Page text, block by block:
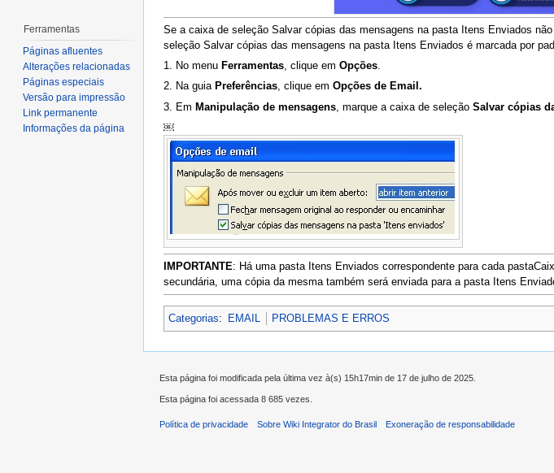
Se a caixa de seleção Salvar cópias das mensagens na pasta Itens Enviados
seleção Salvar cópias das mensagens na pasta Itens Enviados é marcada por
1. No menu Ferramentas, clique em Opções.
2. Na guia Preferências, clique em Opções de Email.
3. Em Manipulação de mensagens , marque a caixa de seleção Salvar cópias
￼
IMPORTANTE: Há uma pasta Itens Enviados correspondente para cada
secundária, uma cópia da mesma também será enviada para a pasta Itens
Categorias: EMAIL PROBLEMAS E ERROS
Ferramentas
Páginas afluentes
Alterações relacionadas
Páginas especiais
Versão para impressão
Link permanente
Informações da página
Esta página foi modificada pela última vez à(s) 15h17min de 17 de julho de 2025.
Esta página foi acessada 8 685 vezes.
Política de privacidade Sobre Wiki Integrator do Brasil Exoneração de responsabilidade